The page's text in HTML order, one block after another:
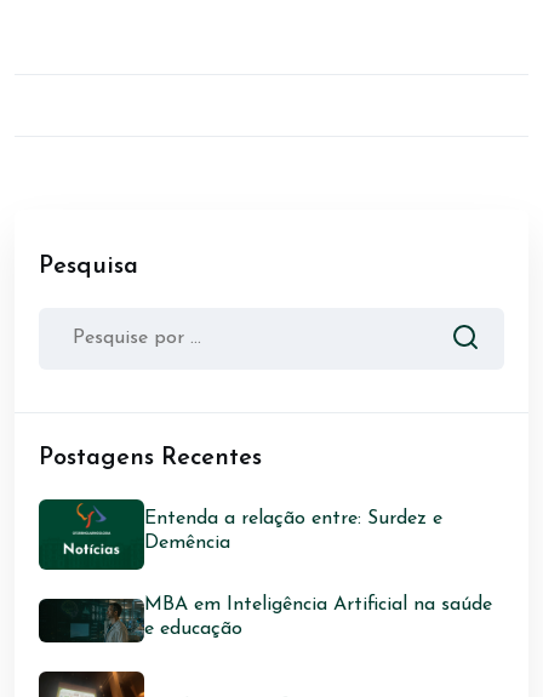
Pesquisa
Postagens Recentes
Entenda a relação entre: Surdez e
Demência
MBA em Inteligência Artificial na saúde
e educação